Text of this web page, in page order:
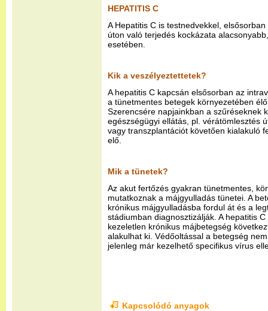
HEPATITIS C
A Hepatitis C is testnedvekkel,
úton való terjedés kockázata
esetében.
Kik a veszélyeztettetek?
A hepatitis C kapcsán elsősorban az
a tünetmentes betegek környezetében
Szerencsére napjainkban a szűréseknek
egészségügyi ellátás, pl. vérátömlesztés
vagy transzplantációt követően kialakuló
elő.
Mik a tünetek?
Az akut fertőzés gyakran tünetmentes,
mutatkoznak a májgyulladás tünetei. A
krónikus májgyulladásba fordul át és a
stádiumban diagnosztizálják. A hepatitis
kezeletlen krónikus májbetegség
alakulhat ki. Védőoltással a betegség
jelenleg már kezelhető specifikus vírus
Kapcsolódó anyagok